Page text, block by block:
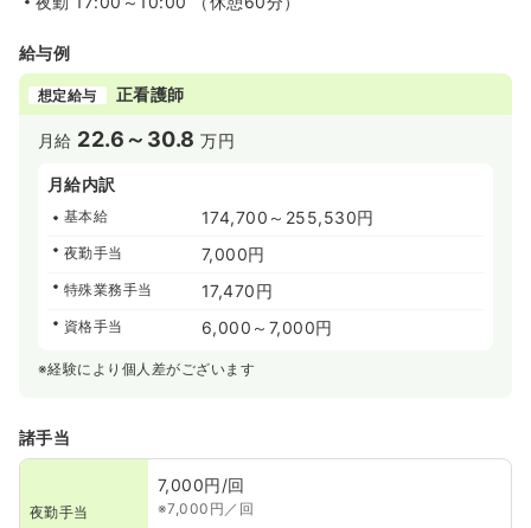
給与例
想定給与 正看護師
月給 22.6～30.8 万円
月給内訳
基本給 174,700～255,530円
夜勤手当 7,000円
特殊業務手当 17,470円
資格手当 6,000～7,000円
※経験により個人差がございます
諸手当
夜勤手当
7,000円/回
※7,000円／回